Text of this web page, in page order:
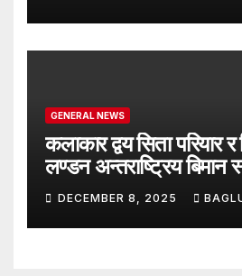
GENERAL NEWS
कलाकार द्वय सिता परियार
लण्डन अन्तराष्ट्रिय बिमान
DECEMBER 8, 2025